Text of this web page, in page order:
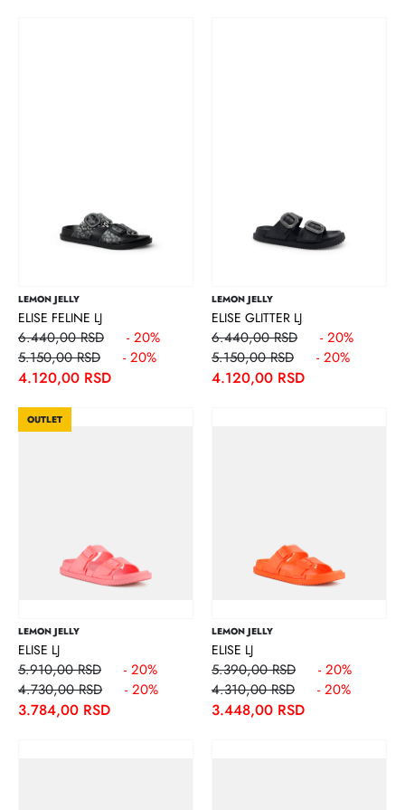
LEMON JELLY
ELISE FELINE LJ
6.440,00 RSD
- 20%
5.150,00 RSD
- 20%
4.120,00 RSD
LEMON JELLY
ELISE GLITTER LJ
6.440,00 RSD
- 20%
5.150,00 RSD
- 20%
4.120,00 RSD
OUTLET
LEMON JELLY
ELISE LJ
5.910,00 RSD
- 20%
4.730,00 RSD
- 20%
3.784,00 RSD
LEMON JELLY
ELISE LJ
5.390,00 RSD
- 20%
4.310,00 RSD
- 20%
3.448,00 RSD